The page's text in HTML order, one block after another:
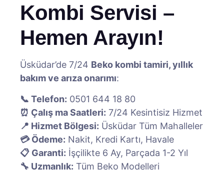
Kombi Servisi –
Hemen Arayın!
Üsküdar’de 7/24 Beko kombi tamiri, yıllık
bakım ve arıza onarımı:
📞 Telefon: 0501 644 18 80
⏰ Çalış ma Saatleri: 7/24 Kesintisiz Hizmet
📍 Hizmet Bölgesi: Üsküdar Tüm Mahalleler
💳 Ödeme: Nakit, Kredi Kartı, Havale
📋 Garanti: İşçilikte 6 Ay, Parçada 1-2 Yıl
🔧 Uzmanlık: Tüm Beko Modelleri